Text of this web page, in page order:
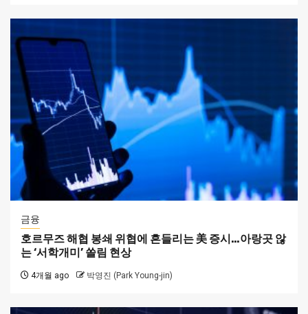
금융
호르무즈 해협 봉쇄 위협에 흔들리는 美 증시…아랑곳 않
는 ‘서학개미’ 쏠림 현상
4개월 ago 박영진 (Park Young-jin)